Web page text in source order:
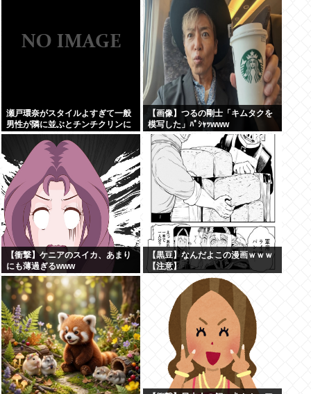
瀬戸環奈がスタイルよすぎて一般
男性が隣に並ぶとチンチクリンに
見えてしまう
【画像】つるの剛士「キムタクを
模写した」ﾊﾟｼｬｯwww
【衝撃】ケニアのスイカ、あまり
にも薄過ぎるwww
【黒豆】なんだよこの漫画ｗｗｗ
【注意】